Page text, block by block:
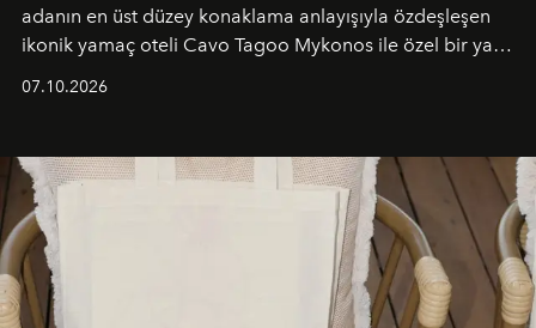
adanın en üst düzey konaklama anlayışıyla özdeşleşen
ikonik yamaç oteli Cavo Tagoo Mykonos ile özel bir yaz
buluşturarak markanın Cavo Tagoo’daki varlığını
sürükleyici ve mevsime özel bir deneyime dönüştürüyor.
07.10.2026